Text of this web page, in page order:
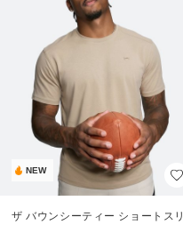
NEW
ザ バウンシーティー ショートスリ